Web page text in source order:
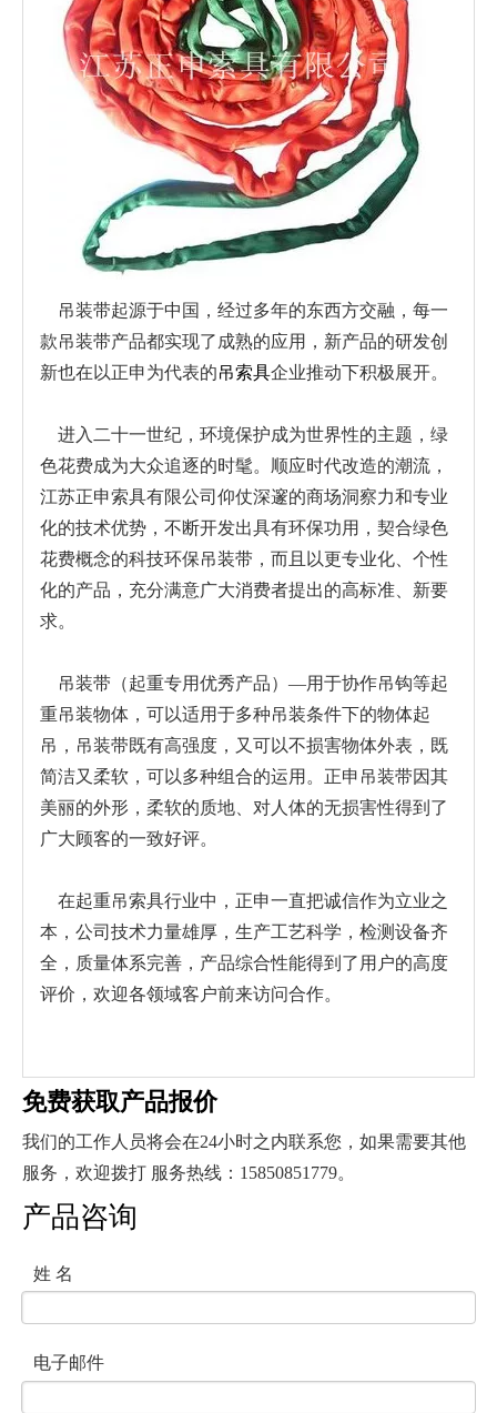
吊装带起源于中国，经过多年的东西方交融，每一
款吊装带产品都实现了成熟的应用，新产品的研发创
新也在以正申为代表的吊索具企业推动下积极展开。
进入二十一世纪，环境保护成为世界性的主题，绿
色花费成为大众追逐的时髦。顺应时代改造的潮流，
江苏正申索具有限公司仰仗深邃的商场洞察力和专业
化的技术优势，不断开发出具有环保功用，契合绿色
花费概念的科技环保吊装带，而且以更专业化、个性
化的产品，充分满意广大消费者提出的高标准、新要
求。
吊装带（起重专用优秀产品）—用于协作吊钩等起
重吊装物体，可以适用于多种吊装条件下的物体起
吊，吊装带既有高强度，又可以不损害物体外表，既
简洁又柔软，可以多种组合的运用。正申吊装带因其
美丽的外形，柔软的质地、对人体的无损害性得到了
广大顾客的一致好评。
在起重吊索具行业中，正申一直把诚信作为立业之
本，公司技术力量雄厚，生产工艺科学，检测设备齐
全，质量体系完善，产品综合性能得到了用户的高度
评价，欢迎各领域客户前来访问合作。
免费获取产品报价
我们的工作人员将会在24小时之内联系您，如果需要其他
服务，欢迎拨打 服务热线：15850851779。
产品咨询
姓 名
电子邮件